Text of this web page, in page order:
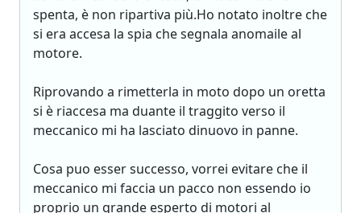
spenta, è non ripartiva più.Ho notato inoltre che
si era accesa la spia che segnala anomaile al
motore.
Riprovando a rimetterla in moto dopo un oretta
si è riaccesa ma duante il traggito verso il
meccanico mi ha lasciato dinuovo in panne.
Cosa puo esser successo, vorrei evitare che il
meccanico mi faccia un pacco non essendo io
proprio un grande esperto di motori al